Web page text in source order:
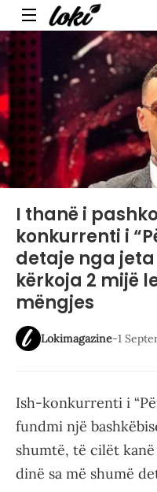
Menu
I thanë i
konkurrenti i
detaje nga jeta
kërkoja 2 mijë
mëngjes
Lokimagazine-1
Ish-konkurrenti i
fundmi një
shumtë, të cilët
dinë sa më shumë